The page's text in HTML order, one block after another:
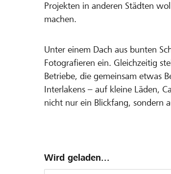
Projekten in anderen Städten
machen.
Unter einem Dach aus bunten
Fotografieren ein. Gleichzeitig
Betriebe, die gemeinsam etwas
Interlakens – auf kleine Läden,
nicht nur ein Blickfang, sondern
Wird geladen...